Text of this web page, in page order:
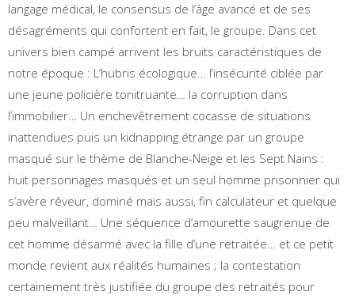
langage médical, le consensus de l’âge avancé et de ses
désagréments qui confortent en fait, le groupe. Dans cet
univers bien campé arrivent les bruits caractéristiques de
notre époque : L’hubris écologique… l’insécurité ciblée par
une jeune policière tonitruante… la corruption dans
l’immobilier… Un enchevêtrement cocasse de situations
inattendues puis un kidnapping étrange par un groupe
masqué sur le thème de Blanche-Neige et les Sept Nains :
huit personnages masqués et un seul homme prisonnier qui
s’avère rêveur, dominé mais aussi, fin calculateur et quelque
peu malveillant… Une séquence d’amourette saugrenue de
cet homme désarmé avec la fille d’une retraitée… et ce petit
monde revient aux réalités humaines ; la contestation
certainement très justifiée du groupe des retraités pour